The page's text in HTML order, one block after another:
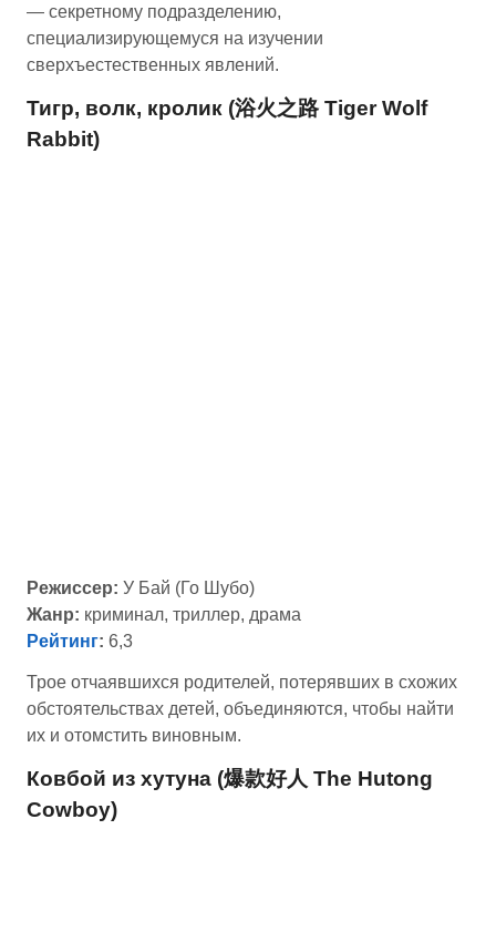
— секретному подразделению,
специализирующемуся на изучении
сверхъестественных явлений.
Тигр, волк, кролик (浴火之路 Tiger Wolf
Rabbit)
Режиссер: У Бай (Го Шубо)
Жанр: криминал, триллер, драма
Рейтинг: 6,3
Трое отчаявшихся родителей, потерявших в схожих
обстоятельствах детей, объединяются, чтобы найти
их и отомстить виновным.
Ковбой из хутуна (爆款好人 The Hutong
Cowboy)